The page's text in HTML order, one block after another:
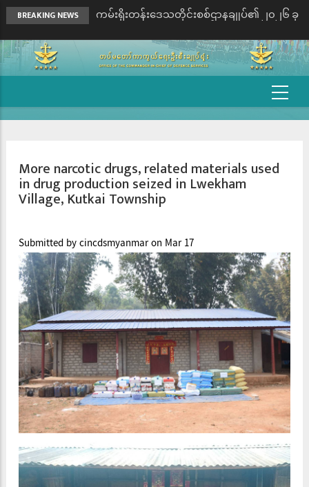
BREAKING NEWS
ကမ်းရိုးတန်းဒေသတိုင်းစစ်ဌာနချုပ်၏ ၂၀၂၆ ခု
ဆုပေးပွဲကျင်းပ
မြစ်ကြီးနားမြို့ရှိ သံဃာတော်များအား
လေးမျက်နှာမြို့နယ်တွင် မိုးသည်းထန်စွာရွာသွန်း
င့် တာတမံနိမ့်ကျမှု ဖြစ်ပွားပြီး လေးမျက်နှာမြို့
ပေါ်ရပ်ကွက်များနှင့် ပတ်ဝန်းကျင်ကျေးရွာများ၊
ဟင်္သာတမြို့နယ်၊ ရေကြည်မြို့နယ်နှင့်
မှုကြောင့် ငဝန်တာ၏အောက်ခံမြစ်ကျိုးအင်းသဲ
ကြောမှထူးပေါက်၍ ရေဖြတ်သန်းစီးဆင်းမှုကြော
င့် တာတမံနိမ့်ကျမှုဖြစ်ပွားပြီး လေးမျက်နှာမြို့
ပေါ်ရပ်ကွက်များနှင့် ပတ်ဝန်းကျင်ကျေးရွာများ
ရေဝင်ရောက်မှုဖြစ်ပွားခဲ့သဖြင့် ကူညီကယ်ဆ
အရှေ့ပိုင်းတိုင်းစစ်ဌာနချုပ်၏ တိုင်းမှူးဒိုင်း ပိုက်
ကျော်ခြင်းပြိုင်ပွဲ ဖွင့်ပွဲကျင်းပ
More narcotic drugs, related materials used
in drug production seized in Lwekham
Village, Kutkai Township
Submitted bycincdsmyanmaron Mar 17